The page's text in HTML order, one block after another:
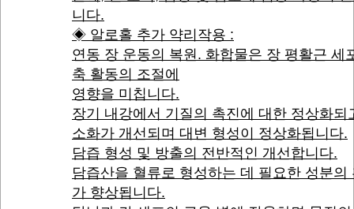
니다.
◈ 알로홀 추가 약리작용 :
연동 장 운동의 복원. 화합물은 장 평활근 세
축 활동의 조절에
영향을 미칩니다.
장기 내강에서 기질의 촉진에 대한 정상화되
소화가 개선되며 대변 형성이 정상화됩니다.
담즙 형성 및 방출의 전반적인 개선합니다.
담즙산을 혈류로 형성하는 데 필요한 성분의
가 향상됩니다.